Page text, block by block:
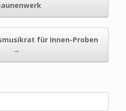
für Innen-Proben
→